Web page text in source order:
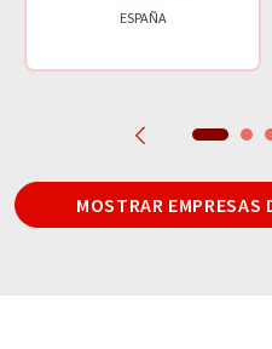
ESPAÑA
MOSTRAR EMPRESAS